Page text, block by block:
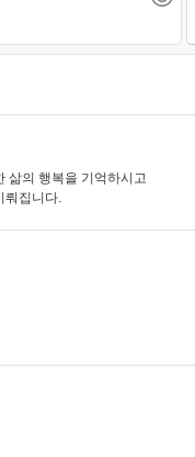
삶의 행복을 기억하시고
뤄집니다.